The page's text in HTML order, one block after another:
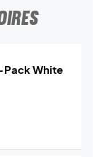
Pack White